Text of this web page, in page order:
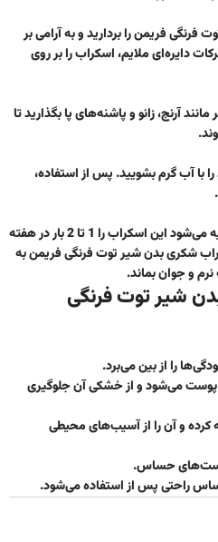
فریمن را بردارید و به آرامی بر
دایره‌ای ملایم، اسکراب را بر روی
آرنج، زانو و پاشنه‌های پا بگذارید تا
با آب گرم بشویید. پس از استفاده،
برای دستیابی به بهترین نتیجه، توصیه می‌شود این اسکراب را 1 تا 2 بار در هفته
شکری بدن شیر توت فرنگی فریمن به
و جوان بماند.
شیر توت فرنگی
را از بین می‌برد.
می‌شود و از خشکی آن جلوگیری
کرده و آن را از آسیب‌های محیطی
حساس.
راحتی پس از استفاده می‌شود.